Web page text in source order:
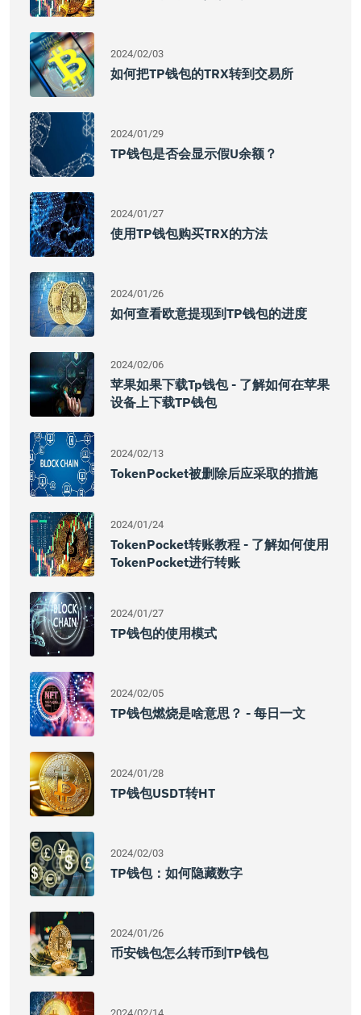
2024/02/03
如何把TP钱包的TRX转到交易所
2024/01/29
TP钱包是否会显示假u余额？
2024/01/27
使用TP钱包购买TRX的方法
2024/01/26
如何查看欧意提现到TP钱包的进度
2024/02/06
苹果如果下载tp钱包 - 了解如何在苹果
设备上下载TP钱包
2024/02/13
TokenPocket被删除后应采取的措施
2024/01/24
TokenPocket转账教程 - 了解如何使用
TokenPocket进行转账
2024/01/27
TP钱包的使用模式
2024/02/05
TP钱包燃烧是啥意思？ - 每日一文
2024/01/28
TP钱包USDT转HT
2024/02/03
TP钱包：如何隐藏数字
2024/01/26
币安钱包怎么转币到TP钱包